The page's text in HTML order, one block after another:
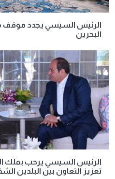
الرئيس السيسي يجدد موقف
البحرين
الرئيس السيسي يرحب بملك
تعزيز التعاون بين البلدين